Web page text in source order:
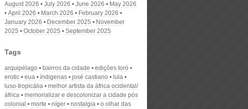
August 2026 July 2026 June 2026
May 2026
April 2026
March 2026
February 2026
January 2026
December 2025
November
2025
October 2025 September 2025
Tags
arquipélago bairros da cidade
edições toró
erotic
eua índigenas josé castiano
lula
luso-tropicália
melhor artista da áfrica ocidental/
áfrica
memorializar e descolonizar a cidade pós
colonial
morte níger nostalgia
o olhar das